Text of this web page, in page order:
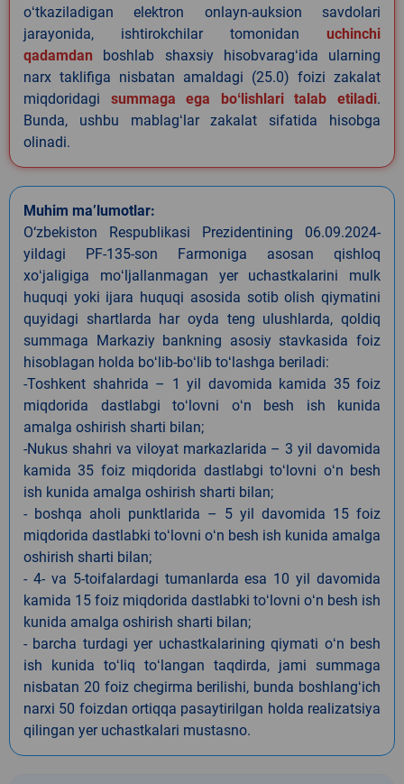
oʻtkaziladigan elektron onlayn-auksion savdolari
jarayonida, ishtirokchilar tomonidan uchinchi
qadamdan boshlab shaxsiy hisobvaragʻida ularning
narx taklifiga nisbatan amaldagi (25.0) foizi zakalat
miqdoridagi summaga ega boʻlishlari talab etiladi.
Bunda, ushbu mablagʻlar zakalat sifatida hisobga
olinadi.
Muhim ma’lumotlar:
O‘zbekiston Respublikasi Prezidentining 06.09.2024-
yildagi PF-135-son Farmoniga asosan qishloq
xoʻjaligiga moʻljallanmagan yer uchastkalarini mulk
huquqi yoki ijara huquqi asosida sotib olish qiymatini
quyidagi shartlarda har oyda teng ulushlarda, qoldiq
summaga Markaziy bankning asosiy stavkasida foiz
hisoblagan holda boʻlib-boʻlib toʻlashga beriladi:
-Toshkent shahrida – 1 yil davomida kamida 35 foiz
miqdorida dastlabgi toʻlovni oʻn besh ish kunida
amalga oshirish sharti bilan;
-Nukus shahri va viloyat markazlarida – 3 yil davomida
kamida 35 foiz miqdorida dastlabgi toʻlovni oʻn besh
ish kunida amalga oshirish sharti bilan;
- boshqa aholi punktlarida – 5 yil davomida 15 foiz
miqdorida dastlabki toʻlovni oʻn besh ish kunida amalga
oshirish sharti bilan;
- 4- va 5-toifalardagi tumanlarda esa 10 yil davomida
kamida 15 foiz miqdorida dastlabki toʻlovni oʻn besh ish
kunida amalga oshirish sharti bilan;
- barcha turdagi yer uchastkalarining qiymati oʻn besh
ish kunida toʻliq toʻlangan taqdirda, jami summaga
nisbatan 20 foiz chegirma berilishi, bunda boshlangʻich
narxi 50 foizdan ortiqqa pasaytirilgan holda realizatsiya
qilingan yer uchastkalari mustasno.